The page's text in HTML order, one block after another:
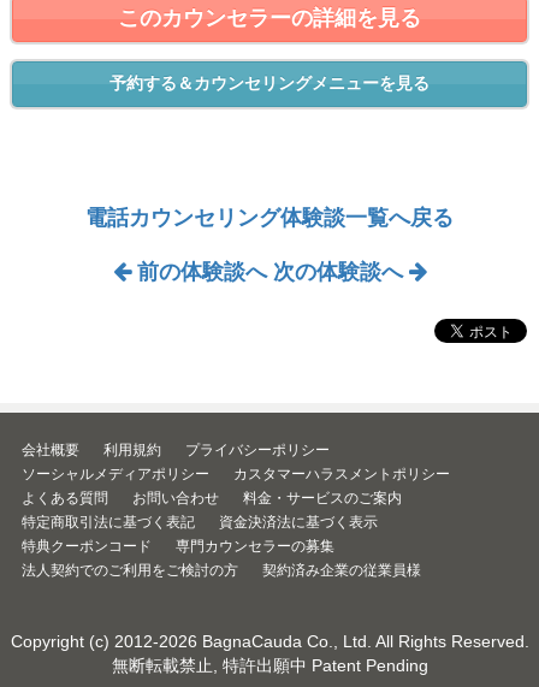
このカウンセラーの詳細を見る
予約する＆カウンセリングメニューを見る
電話カウンセリング体験談一覧へ戻る
前の体験談へ 次の体験談へ
会社概要 利用規約
プライバシーポリシー
ソーシャルメディアポリシー
カスタマーハラスメントポリシー
よくある質問
お問い合わせ
料金・サービスのご案内
特定商取引法に基づく表記
資金決済法に基づく表示
特典クーポンコード
専門カウンセラーの募集
法人契約でのご利用をご検討の方
契約済み企業の従業員様
Copyright (c) 2012-2026 BagnaCauda Co., Ltd. All Rights Reserved.
無断転載禁止, 特許出願中 Patent Pending